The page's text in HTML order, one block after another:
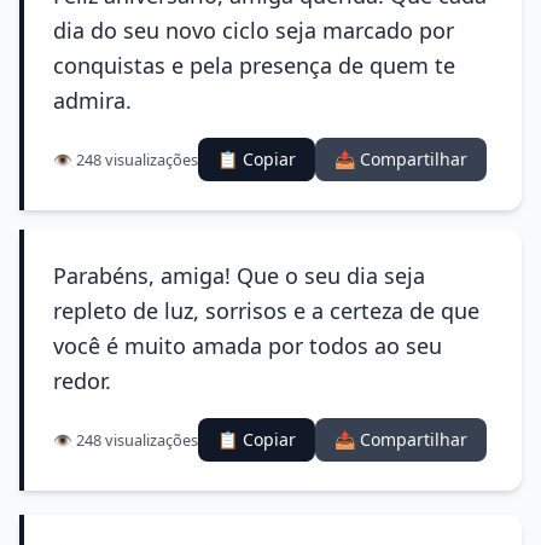
dia do seu novo ciclo seja marcado por
conquistas e pela presença de quem te
admira.
👁️ 248 visualizações 📋 Copiar 📤 Compartilhar
Parabéns, amiga! Que o seu dia seja
repleto de luz, sorrisos e a certeza de que
você é muito amada por todos ao seu
redor.
👁️ 248 visualizações 📋 Copiar 📤 Compartilhar